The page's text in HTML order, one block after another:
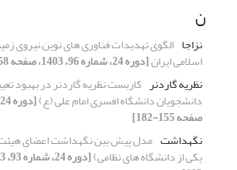
ن
نزاجا الگوی تهدیدات فناوری های نوین نیروی
اسلامی ایران[دوره 24، شماره 96، 1403، صفحه 58-77]
نظریه گاردنر کاربست نظریه گاردنر در بهبود
دانشجویان دانشگاه افسری امام علی‌ (ع)
صفحه 155-182]
نگهداشت مدل پیش بین نگهداشت اعضای
یکی از دانشگاه های نظامی)